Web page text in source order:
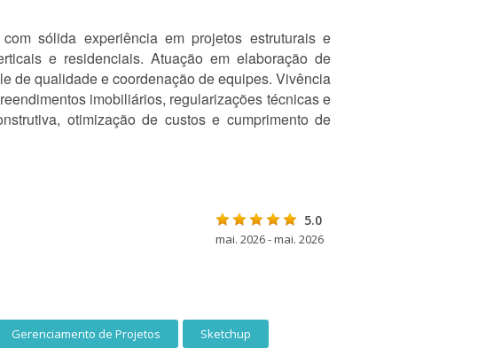
sólida experiência em projetos estruturais e
e residenciais. Atuação em elaboração de
de qualidade e coordenação de equipes. Vivência
imobiliários, regularizações técnicas e
otimização de custos e cumprimento de
5.0
mai. 2026 - mai. 2026
Gerenciamento de Projetos Sketchup